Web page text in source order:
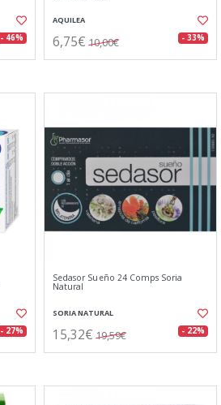
- 46%
AQUILEA
6,75€ 10,00€ - 33%
- 27%
Sedasor Sueño 24 Comps Soria
Natural
SORIA NATURAL
15,32€ 19,59€ - 22%